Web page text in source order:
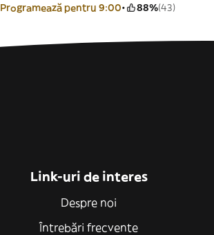
Programează pentru 9:00 88%(43)
Link-uri de interes
Despre noi
Întrebări frecvente